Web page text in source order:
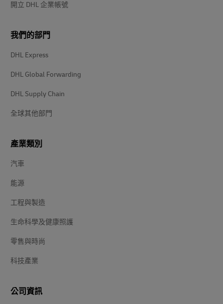
開立 DHL 企業帳號
我們的部門
DHL Express
DHL Global Forwarding
DHL Supply Chain
全球其他部門
產業類別
汽車
能源
工程與製造
生命科學及健康照護
零售與時尚
科技產業
公司資訊